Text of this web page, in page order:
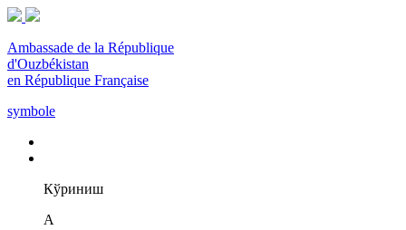
Ambassade de la République
d'Ouzbékistan
en République Française
symbole
Кўриниш
A